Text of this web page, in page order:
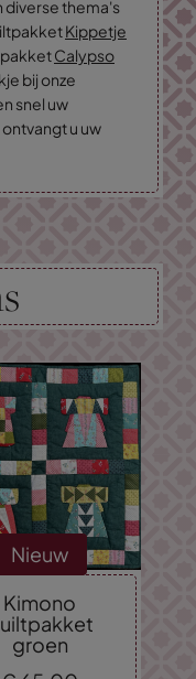
diverse thema's
Kippetje
Calypso
bij onze
snel uw
u uw
Nieuw
Kimono
groen